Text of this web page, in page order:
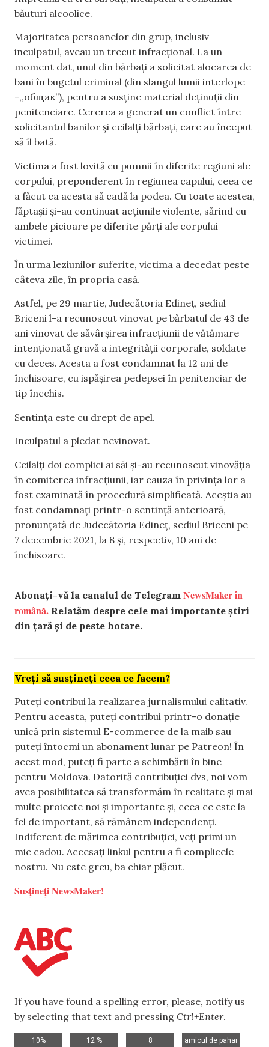
băuturi alcoolice.
Majoritatea persoanelor din grup, inclusiv
inculpatul, aveau un trecut infracțional. La un
moment dat, unul din bărbați a solicitat alocarea de
bani în bugetul criminal (din slangul lumii interlope
-,,oбщак”), pentru a susține material deținuții din
penitenciare. Cererea a generat un conflict între
solicitantul banilor și ceilalți bărbați, care au început
să îl bată.
Victima a fost lovită cu pumnii în diferite regiuni ale
corpului, preponderent în regiunea capului, ceea ce
a făcut ca acesta să cadă la podea. Cu toate acestea,
făptașii și-au continuat acţiunile violente, sărind cu
ambele picioare pe diferite părți ale corpului
victimei.
În urma leziunilor suferite, victima a decedat peste
câteva zile, în propria casă.
Astfel, pe 29 martie, Judecătoria Edineț, sediul
Briceni l-a recunoscut vinovat pe bărbatul de 43 de
ani vinovat de săvârșirea infracțiunii de vătămare
intenționată gravă a integrității corporale, soldate
cu deces. Acesta a fost condamnat la 12 ani de
închisoare, cu ispășirea pedepsei în penitenciar de
tip încchis.
Sentința este cu drept de apel.
Inculpatul a pledat nevinovat.
Ceilalți doi complici ai săi și-au recunoscut vinovăția
în comiterea infracțiunii, iar cauza în privința lor a
fost examinată în procedură simplificată. Aceștia au
fost condamnați printr-o sentință anterioară,
pronunțată de Judecătoria Edineț, sediul Briceni pe
7 decembrie 2021, la 8 și, respectiv, 10 ani de
închisoare.
Abonați-vă la canalul de Telegram NewsMaker în
română. Relatăm despre cele mai importante știri
din țară și de peste hotare.
Vreți să susțineți ceea ce facem?
Puteți contribui la realizarea jurnalismului calitativ.
Pentru aceasta, puteți contribui printr-o donație
unică prin sistemul E-commerce de la maib sau
puteți întocmi un abonament lunar pe Patreon! În
acest mod, puteți fi parte a schimbării în bine
pentru Moldova. Datorită contribuției dvs, noi vom
avea posibilitatea să transformăm în realitate și mai
multe proiecte noi și importante și, ceea ce este la
fel de important, să rămânem independenți.
Indiferent de mărimea contribuției, veți primi un
mic cadou. Accesați linkul pentru a fi complicele
nostru. Nu este greu, ba chiar plăcut.
Susțineți NewsMaker!
If you have found a spelling error, please, notify us
by selecting that text and pressing Ctrl+Enter.
10%
12 %
8
amicul de pahar